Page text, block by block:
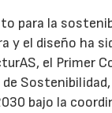
para la
y el diseño ha
el Primer
de
bajo la